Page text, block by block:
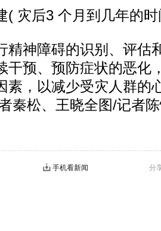
后3 个月到几年的时
神障碍的识别、评估
干预、预防症状的恶化
素，以减少受灾人群的
秦松、王晓全图/记者
分
手机看新闻